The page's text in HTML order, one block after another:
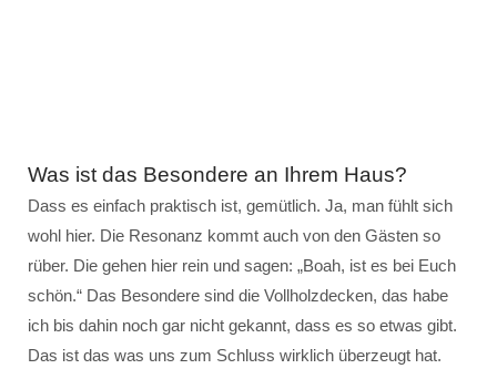
Was ist das Besondere an Ihrem Haus?
Dass es einfach praktisch ist, gemütlich. Ja, man fühlt sich
wohl hier. Die Resonanz kommt auch von den Gästen so
rüber. Die gehen hier rein und sagen: „Boah, ist es bei Euch
schön.“ Das Besondere sind die Vollholzdecken, das habe
ich bis dahin noch gar nicht gekannt, dass es so etwas gibt.
Das ist das was uns zum Schluss wirklich überzeugt hat.